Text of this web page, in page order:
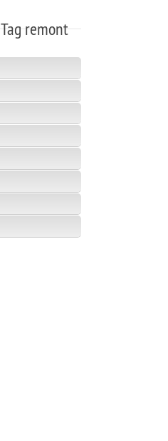
Tag remont